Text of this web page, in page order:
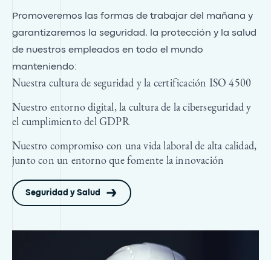
Promoveremos las formas de trabajar del mañana y
garantizaremos la seguridad, la protección y la salud
de nuestros empleados en todo el mundo
manteniendo:
Nuestra cultura de seguridad y la certificación ISO 4500
Nuestro entorno digital, la cultura de la ciberseguridad y
el cumplimiento del GDPR
Nuestro compromiso con una vida laboral de alta calidad,
junto con un entorno que fomente la innovación
Seguridad y Salud